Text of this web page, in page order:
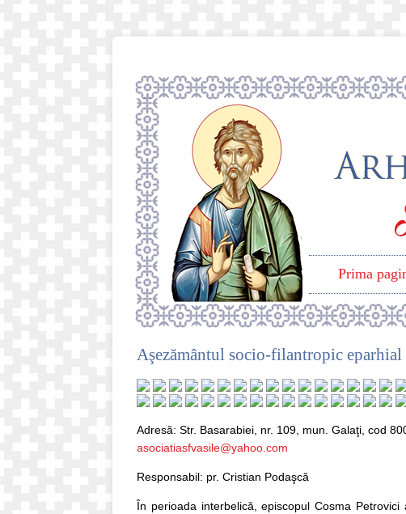
Prima
Aşezământul socio-filantropic
Adresă: Str. Basarabiei, nr. 109, mun. Galaţi, cod
asociatiasfvasile@yahoo.com
Responsabil: pr. Cristian Podaşcă
În perioada interbelică, episcopul Cosma